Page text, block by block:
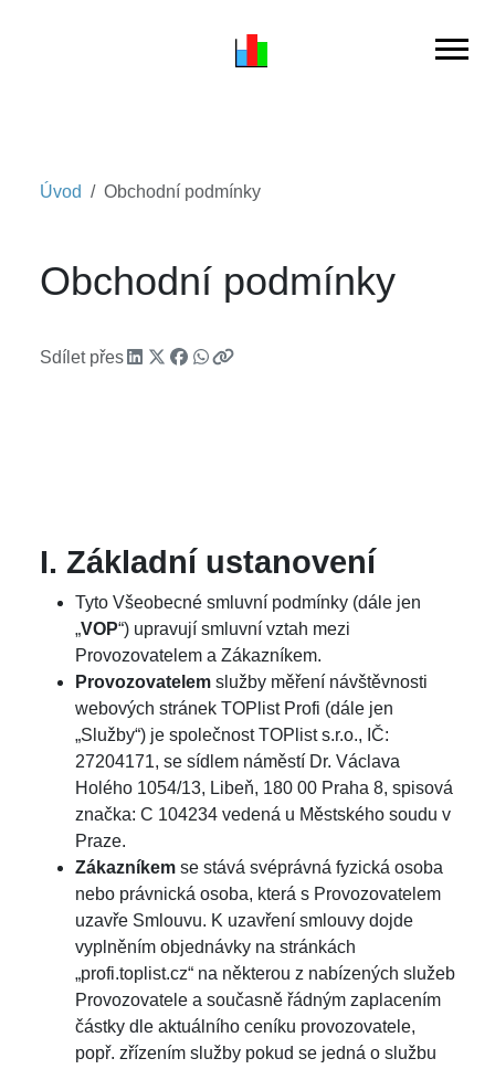
Úvod Obchodní podmínky
Obchodní podmínky
Sdílet přes
I. Základní ustanovení
Tyto Všeobecné smluvní podmínky (dále jen
„VOP“) upravují smluvní vztah mezi
Provozovatelem a Zákazníkem.
Provozovatelem služby měření návštěvnosti
webových stránek TOPlist Profi (dále jen
„Služby“) je společnost TOPlist s.r.o., IČ:
27204171, se sídlem náměstí Dr. Václava
Holého 1054/13, Libeň, 180 00 Praha 8, spisová
značka: C 104234 vedená u Městského soudu v
Praze.
Zákazníkem se stává svéprávná fyzická osoba
nebo právnická osoba, která s Provozovatelem
uzavře Smlouvu. K uzavření smlouvy dojde
vyplněním objednávky na stránkách
„profi.toplist.cz“ na některou z nabízených služeb
Provozovatele a současně řádným zaplacením
částky dle aktuálního ceníku provozovatele,
popř. zřízením služby pokud se jedná o službu